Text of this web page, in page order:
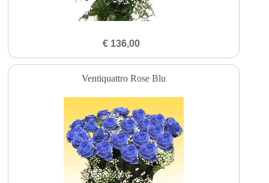
€ 136,00
Ventiquattro Rose Blu